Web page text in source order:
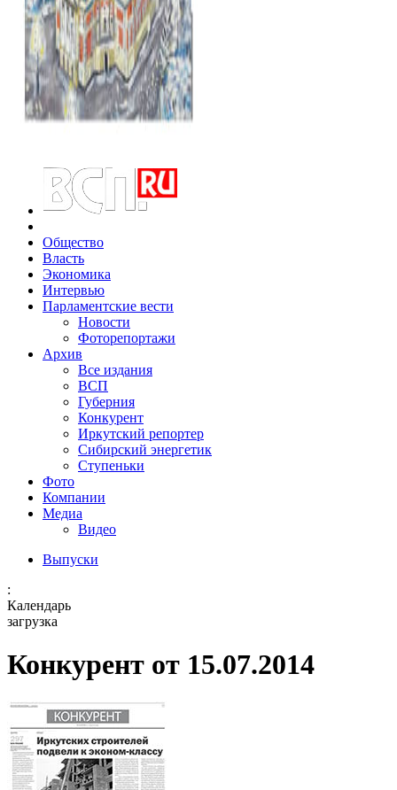
Общество
Власть
Экономика
Интервью
Парламентские вести
Новости
Фоторепортажи
Архив
Все издания
ВСП
Губерния
Конкурент
Иркутский репортер
Сибирский энергетик
Ступеньки
Фото
Компании
Медиа
Видео
Выпуски
:
Календарь
загрузка
Конкурент от 15.07.2014